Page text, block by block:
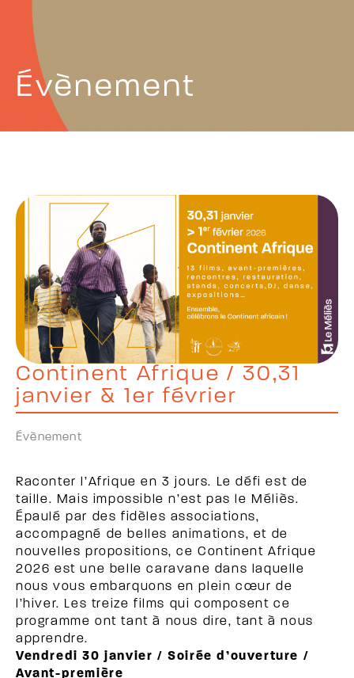
Évènement
Continent Afrique / 30,31
janvier & 1er février
Évènement
Raconter l’Afrique en 3 jours. Le défi est de
taille. Mais impossible n’est pas le Méliès.
Épaulé par des fidèles associations,
accompagné de belles animations, et de
nouvelles propositions, ce Continent Afrique
2026 est une belle caravane dans laquelle
nous vous embarquons en plein cœur de
l’hiver. Les treize films qui composent ce
programme ont tant à nous dire, tant à nous
apprendre.
Vendredi 30 janvier / Soirée d’ouverture /
Avant-première